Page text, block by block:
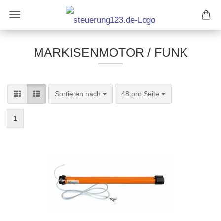
MARKISENMOTOR / FUNK
Sortieren nach
Sortieren nach 48 pro Seite
pro Seite
1